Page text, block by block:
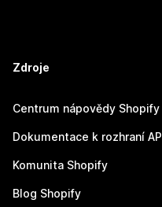
Zdroje
Centrum nápovědy Shopify
Dokumentace k rozhraní API
Komunita Shopify
Blog Shopify